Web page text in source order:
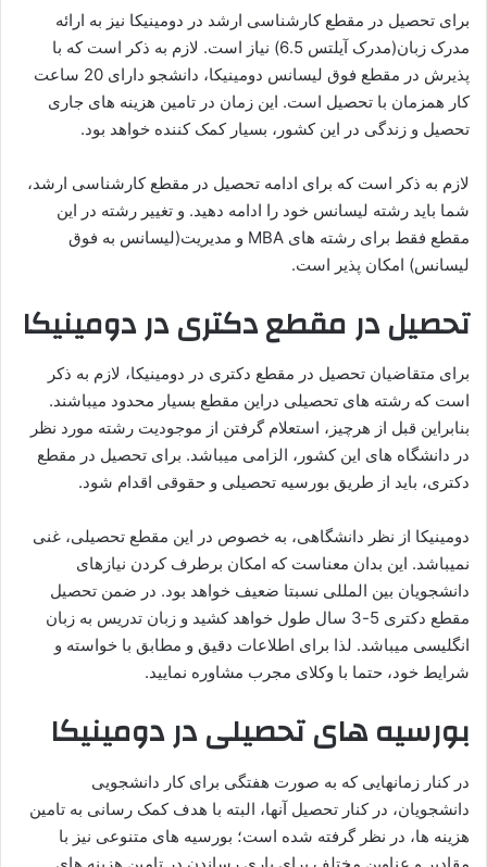
برای تحصیل در مقطع کارشناسی ارشد در دومینیکا نیز به ارائه
مدرک زبان(مدرک آیلتس 6.5) نیاز است. لازم به ذکر است که با
پذیرش در مقطع فوق لیسانس دومینیکا، دانشجو دارای 20 ساعت
کار همزمان با تحصیل است. این زمان در تامین هزینه های جاری
تحصیل و زندگی در این کشور، بسیار کمک کننده خواهد بود.
لازم به ذکر است که برای ادامه تحصیل در مقطع کارشناسی ارشد،
شما باید رشته لیسانس خود را ادامه دهید. و تغییر رشته در این
مقطع فقط برای رشته های MBA و مدیریت(لیسانس به فوق
لیسانس) امکان پذیر است.
تحصیل در مقطع دکتری در دومینیکا
برای متقاضیان تحصیل در مقطع دکتری در دومینیکا، لازم به ذکر
است که رشته های تحصیلی دراین مقطع بسیار محدود میباشند.
بنابراین قبل از هرچیز، استعلام گرفتن از موجودیت رشته مورد نظر
در دانشگاه های این کشور، الزامی میباشد. برای تحصیل در مقطع
دکتری، باید از طریق بورسیه تحصیلی و حقوقی اقدام شود.
دومینیکا از نظر دانشگاهی، به خصوص در این مقطع تحصیلی، غنی
نمیباشد. این بدان معناست که امکان برطرف کردن نیازهای
دانشجویان بین المللی نسبتا ضعیف خواهد بود. در ضمن تحصیل
مقطع دکتری 5-3 سال طول خواهد کشید و زبان تدریس به زبان
انگلیسی میباشد. لذا برای اطلاعات دقیق و مطابق با خواسته و
شرایط خود، حتما با وکلای مجرب مشاوره نمایید.
بورسیه های تحصیلی در دومینیکا
در کنار زمانهایی که به صورت هفتگی برای کار دانشجویی
دانشجویان، در کنار تحصیل آنها، البته با هدف کمک رسانی به تامین
هزینه ها، در نظر گرفته شده است؛ بورسیه های متنوعی نیز با